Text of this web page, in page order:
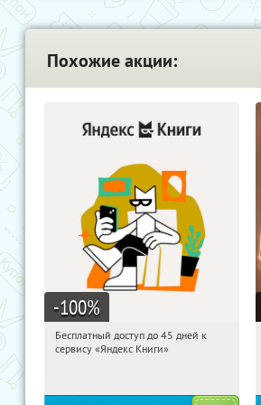
Похожие акции:
-100%
10:45:44
Получи первым!
Бесплатный доступ до 45 дней к
сервису «Яндекс Книги»